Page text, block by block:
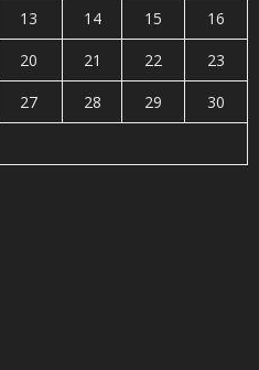
13 14 15
16
20 21 22
23
27 28 29
30